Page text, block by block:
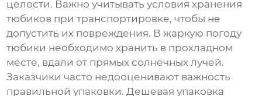
целости. Важно учитывать условия хранения
тюбиков при транспортировке, чтобы не
допустить их повреждения. В жаркую погоду
тюбики необходимо хранить в прохладном
месте, вдали от прямых солнечных лучей.
Заказчики часто недооценивают важность
правильной упаковки. Дешевая упаковка